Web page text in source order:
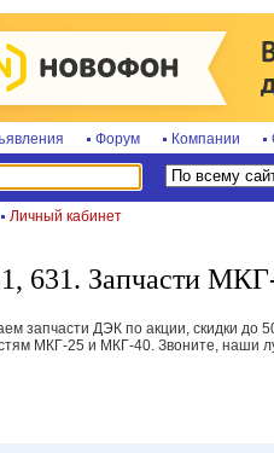
Форум Компании
Личный кабинет
631. Запчасти
запчасти ДЭК по акции, скидки до
МКГ-25 и МКГ-40. Звоните, наши